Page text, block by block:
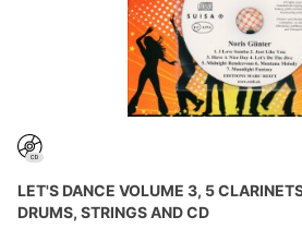
LET'S DANCE VOLUME 3, 5
DRUMS, STRINGS AND CD